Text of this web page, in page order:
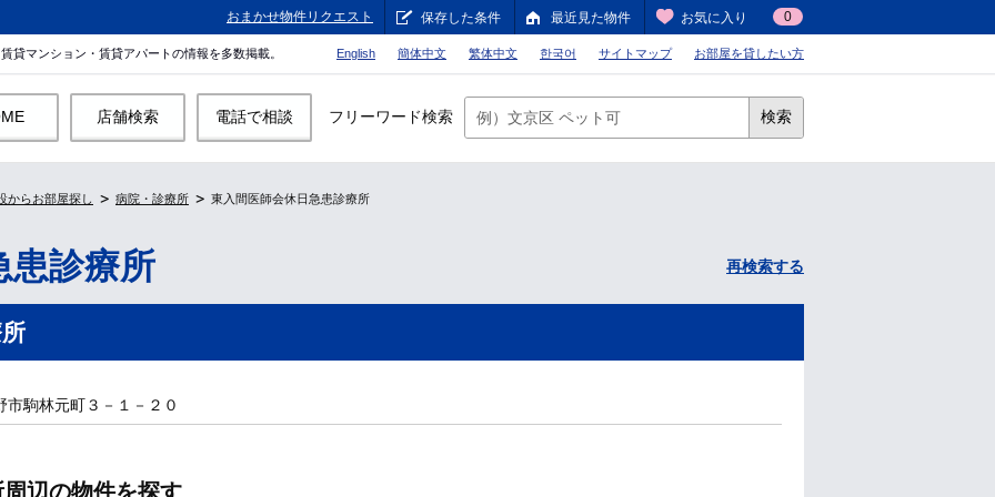
おまかせ物件リクエスト 保存した条件 最近見た物件 お気に入り 0
貸マンション・賃貸アパートの情報を多数掲載。 English 簡体中文 繁体中文 한국어 サイトマップ お部屋を貸したい方
店舗検索 電話で相談 フリーワード検索 検索
からお部屋探し 病院・診療所 東入間医師会休日急患診療所
患診療所 再検索する
市駒林元町３－１－２０
辺の物件を探す